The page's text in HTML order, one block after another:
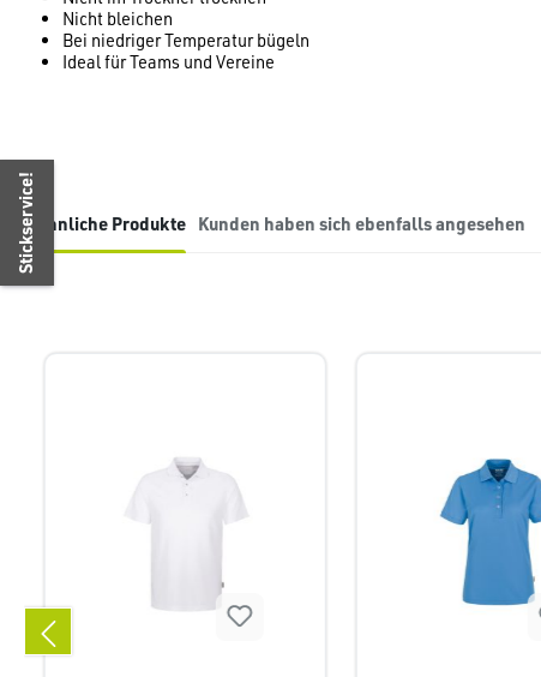
Nicht bleichen
Bei niedriger Temperatur bügeln
Ideal für Teams und Vereine
Ähnliche Produkte Kunden haben sich ebenfalls angesehen
Stickservice!